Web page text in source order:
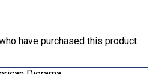
have purchased this product